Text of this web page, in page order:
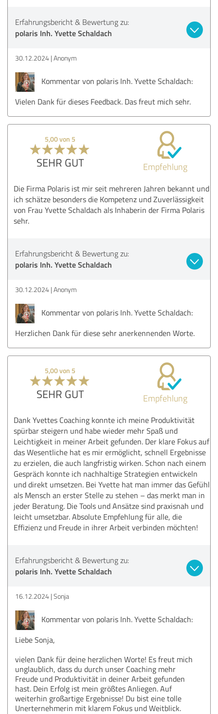
Erfahrungsbericht & Bewertung zu:
polaris Inh. Yvette Schaldach
30.12.2024 Anonym
Kommentar von polaris Inh. Yvette Schaldach:
Vielen Dank für dieses Feedback. Das freut mich sehr.
5,00 von 5
SEHR GUT Empfehlung
Die Firma Polaris ist mir seit mehreren Jahren bekannt und
ich schätze besonders die Kompetenz und Zuverlässigkeit
von Frau Yvette Schaldach als Inhaberin der Firma Polaris
sehr.
Erfahrungsbericht & Bewertung zu:
polaris Inh. Yvette Schaldach
30.12.2024 Anonym
Kommentar von polaris Inh. Yvette Schaldach:
Herzlichen Dank für diese sehr anerkennenden Worte.
5,00 von 5
SEHR GUT Empfehlung
Dank Yvettes Coaching konnte ich meine Produktivität
spürbar steigern und habe wieder mehr Spaß und
Leichtigkeit in meiner Arbeit gefunden. Der klare Fokus auf
das Wesentliche hat es mir ermöglicht, schnell Ergebnisse
zu erzielen, die auch langfristig wirken. Schon nach einem
Gespräch konnte ich nachhaltige Strategien entwickeln
und direkt umsetzen. Bei Yvette hat man immer das Gefühl
als Mensch an erster Stelle zu stehen – das merkt man in
jeder Beratung. Die Tools und Ansätze sind praxisnah und
leicht umsetzbar. Absolute Empfehlung für alle, die
Effizienz und Freude in ihrer Arbeit verbinden möchten!
Erfahrungsbericht & Bewertung zu:
polaris Inh. Yvette Schaldach
16.12.2024 Sonja
Kommentar von polaris Inh. Yvette Schaldach:
Liebe Sonja,
vielen Dank für deine herzlichen Worte! Es freut mich
unglaublich, dass du durch unser Coaching mehr
Freude und Produktivität in deiner Arbeit gefunden
hast. Dein Erfolg ist mein größtes Anliegen. Auf
weiterhin großartige Ergebnisse! Du bist eine tolle
Unerternehmerin mit klarem Fokus und Weitblick.